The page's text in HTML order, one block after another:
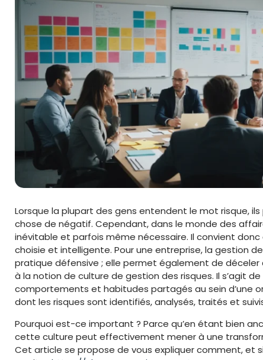
Lorsque la plupart des gens entendent le mot risque,
chose de négatif. Cependant, dans le monde des
inévitable et parfois même nécessaire. Il convient
choisie et intelligente. Pour une entreprise, la gestion
pratique défensive ; elle permet également de
à la notion de culture de gestion des risques. Il s’agit de
comportements et habitudes partagés au sein d’une
dont les risques sont identifiés, analysés, traités et
Pourquoi est-ce important ? Parce qu’en étant bien
cette culture peut effectivement mener à une
Cet article se propose de vous expliquer comment, et